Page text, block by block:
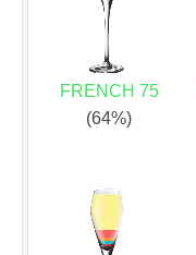
FRENCH 75
(64%)